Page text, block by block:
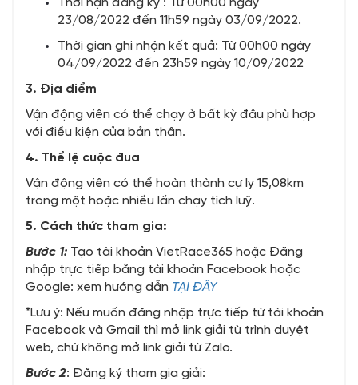
Thời hạn đăng ký : Từ 00h00 ngày
23/08/2022 đến 11h59 ngày 03/09/2022.
Thời gian ghi nhận kết quả: Từ 00h00 ngày
04/09/2022 đến 23h59 ngày 10/09/2022
3. Địa điểm
Vận động viên có thể chạy ở bất kỳ đâu phù hợp
với điều kiện của bản thân.
4. Thể lệ cuộc đua
Vận động viên có thể hoàn thành cự ly 15,08km
trong một hoặc nhiều lần chạy tích luỹ.
5. Cách thức tham gia:
Bước 1: Tạo tài khoản VietRace365 hoặc Đăng
nhập trực tiếp bằng tài khoản Facebook hoặc
Google: xem hướng dẫn TẠI ĐÂY
*Lưu ý: Nếu muốn đăng nhập trực tiếp từ tài khoản
Facebook và Gmail thì mở link giải từ trình duyệt
web, chứ không mở link giải từ Zalo.
Bước 2: Đăng ký tham gia giải: